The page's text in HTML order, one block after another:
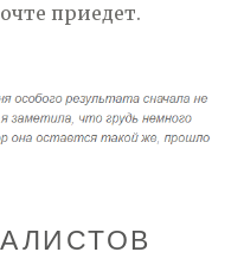
приедет.